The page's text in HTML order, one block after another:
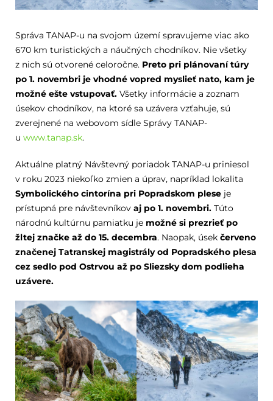
Správa TANAP-u na svojom území spravujeme viac ako
670 km turistických a náučných chodníkov. Nie všetky
z nich sú otvorené celoročne.Preto pri plánovaní túry
po 1. novembri je vhodné vopred myslieť nato, kam je
možné ešte vstupovať.Všetky informácie a zoznam
úsekov chodníkov, na ktoré sa uzávera vzťahuje, sú
zverejnené na webovom sídle Správy TANAP-
u www.tanap.sk.
Aktuálne platný Návštevný poriadok TANAP-u priniesol
v roku 2023 niekoľko zmien a úprav, napríklad lokalita
Symbolického cintorína pri Popradskom pleseje
prístupná pre návštevníkov aj po 1. novembri. Túto
národnú kultúrnu pamiatku je možné si prezrieť po
žltej značke až do 15. decembra. Naopak, úsek červeno
značenej Tatranskej magistrály od Popradského plesa
cez sedlo pod Ostrvou až po Sliezsky dom podlieha
uzávere.